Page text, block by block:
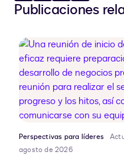
en
al
en
en
Publicaciones
Perspectivas para líderes
agosto de 2026